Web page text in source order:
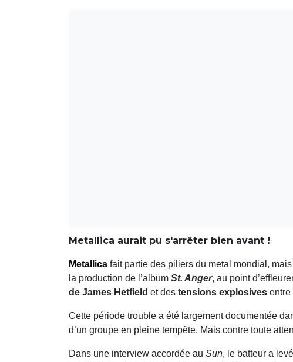
Metallica aurait pu s'arrêter bien avant !
Metallica fait partie des piliers du metal mondial,
la production de l’album St. Anger, au point
de James Hetfield et des tensions explosives entre
Cette période trouble a été largement documentée
d’un groupe en pleine tempête. Mais contre toute
Dans une interview accordée au Sun, le batteur a